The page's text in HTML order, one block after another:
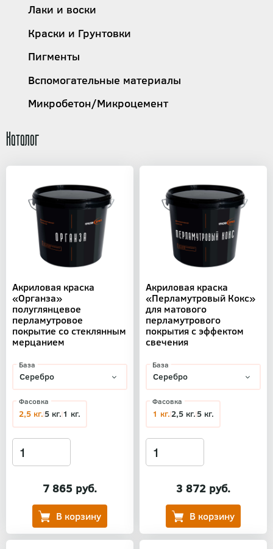
Каталог
Акриловая краска
«Органза»
полуглянцевое
перламутровое
покрытие со стеклянным
мерцанием
7 865 руб.
База
Фасовка
2,5 кг.5 кг. 1 кг.
Акриловая краска
«Перламутровый Кокс»
для матового
перламутрового
покрытия с эффектом
свечения
3 872 руб.
База
Фасовка
1 кг.2,5 кг.5 кг.
Лаки и воски
Краски и Грунтовки
Пигменты
Вспомогательные материалы
Микробетон/Микроцемент